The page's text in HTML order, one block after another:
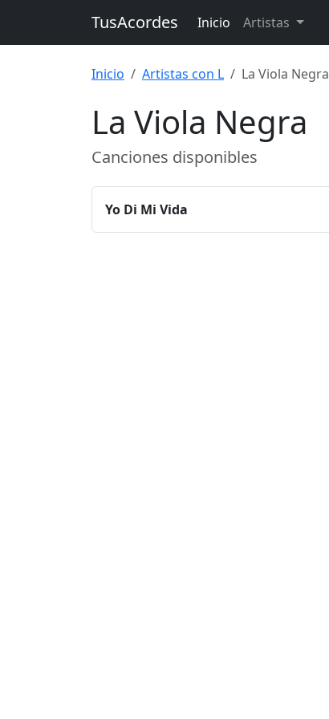
TusAcordes Inicio Artistas
Inicio Artistas con L La Viola Negra
La Viola Negra
Canciones disponibles
Yo Di Mi Vida